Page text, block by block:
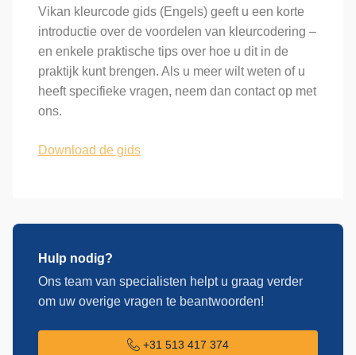
Vikan kleurcode gids (Engels) geeft u een korte
introductie over de voordelen van kleurcodering –
en enkele praktische tips over hoe u dit in de
praktijk kunt brengen. Als u meer wilt weten of u
heeft specifieke vragen, neem dan contact op met
ons.
Download de gids
Hulp nodig?
Ons team van specialisten helpt u graag verder
om uw overige vragen te beantwoorden!
+31 513 417 374